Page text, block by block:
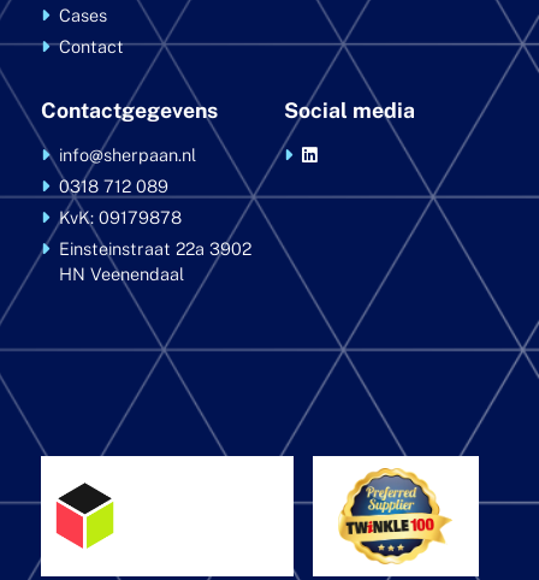
Cases
Contact
Contactgegevens
info@sherpaan.nl
0318 712 089
KvK: 09179878
Einsteinstraat 22a3902
HN Veenendaal
Social media